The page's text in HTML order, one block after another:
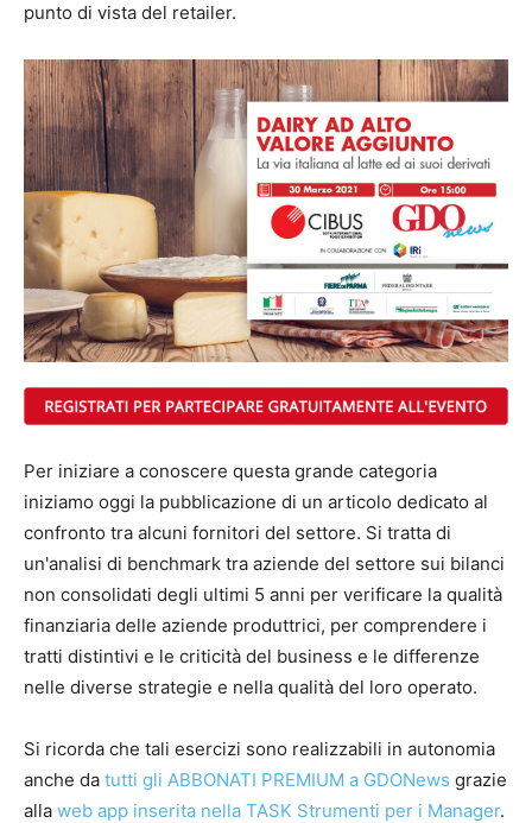
punto di vista del retailer.
Per iniziare a conoscere questa grande categoria
iniziamo oggi la pubblicazione di un articolo dedicato al
confronto tra alcuni fornitori del settore. Si tratta di
un'analisi di benchmark tra aziende del settore sui bilanci
non consolidati degli ultimi 5 anni per verificare la qualità
finanziaria delle aziende produttrici, per comprendere i
tratti distintivi e le criticità del business e le differenze
nelle diverse strategie e nella qualità del loro operato.
Si ricorda che tali esercizi sono realizzabili in autonomia
anche da tutti gli ABBONATI PREMIUM a GDONews grazie
alla web app inserita nella TASK Strumenti per i Manager.